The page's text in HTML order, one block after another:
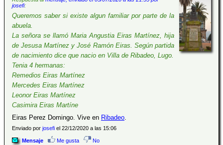
josefi:
Queremos saber si existe algun familiar por parte de la
abuela.
La señora se llamó Maria Angustia Eiras Martínez, hija
de Jesusa Martínez y José Ramón Eiras. Según partida
de nacimiento dice que nacio en Villa de Ribadeo, Lugo.
Tenia 4 hermanas:
Remedios Eiras Martínez
Mercedes Eiras Martínez
Leonor Eiras Martínez
Casimira Eiras Martíne
Eiras Perez Domingo. Vive en Ribadeo
Enviado por josefi el 22/12/2020 a las 15:06
Mensaje Me gusta No